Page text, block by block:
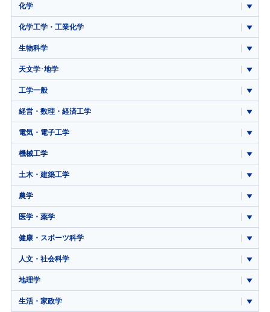
化学
化学工学・工業化学
生物科学
天文学･地学
工学一般
経営・数理・経済工学
電気・電子工学
機械工学
土木・建築工学
農学
医学・薬学
健康・スポーツ科学
人文・社会科学
地理学
生活・家政学